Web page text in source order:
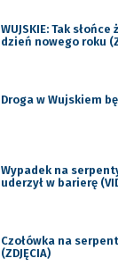
WUJSKIE: Tak
dzień nowego roku
Droga w Wujskiem
Wypadek na
uderzył w barierę
Czołówka na
(ZDJĘCIA)